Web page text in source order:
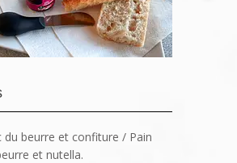
du beurre et confiture / Pain
et nutella.